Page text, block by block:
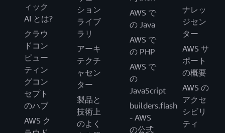
ィック
AI とは?
クラウ
ドコン
ピュー
ティン
グコン
セプト
のハブ
AWS ク
ション
ライブ
ラリ
アーキ
テクチ
ャセン
ター
製品と
技術上
のよく
AWS で
の Java
AWS で
の PHP
AWS で
の
JavaScript
builders.flash
- AWS
の公式
ナレッ
ジセン
ター
AWS サ
ポート
の概要
AWS の
アクセ
シビリ
ティ